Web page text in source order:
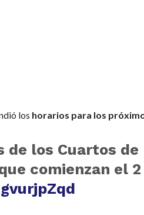
los horarios para los
de los Cuartos de
comienzan el